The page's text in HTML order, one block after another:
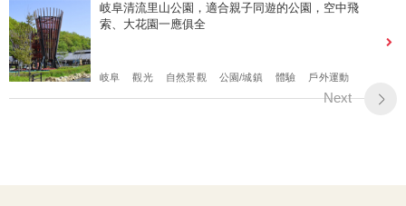
岐阜清流里山公園，適合親子同遊的公園，空中飛
索、大花園一應俱全
岐阜 觀光 自然景觀 公園/城鎮 體驗 戶外運動
Next